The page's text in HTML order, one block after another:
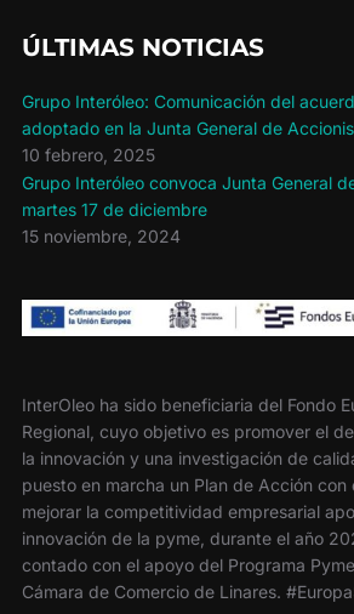
ÚLTIMAS NOTICIAS
Grupo Interóleo: Comunicación del
adoptado en la Junta General de
10 febrero, 2025
Grupo Interóleo convoca Junta General
martes 17 de diciembre
15 noviembre, 2024
InterOleo ha sido beneficiaria del Fondo
Regional, cuyo objetivo es promover el
la innovación y una investigación de
puesto en marcha un Plan de Acción con
mejorar la competitividad empresarial
innovación de la pyme, durante el año
contado con el apoyo del Programa
Cámara de Comercio de Linares.